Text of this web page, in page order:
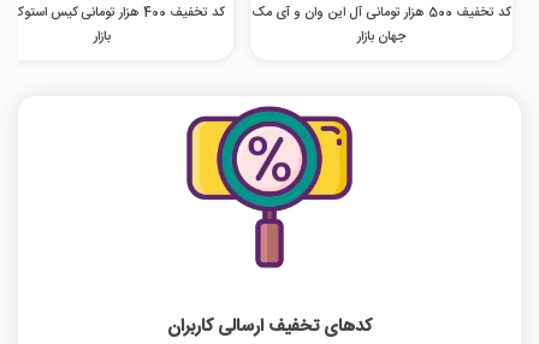
کد تخفیف 500 هزار تومانی آل این وان و آی مک
جهان بازار
کد تخفیف 400 هزار تومانی کیس
بازار
کدهای تخفیف ارسالی کاربران